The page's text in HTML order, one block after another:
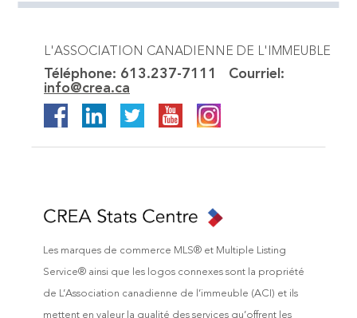
L'ASSOCIATION CANADIENNE DE L'IMMEUBLE
Téléphone: 613.237-7111
Courriel:
info@crea.ca
Les marques de commerce MLS® et Multiple Listing
Service® ainsi que les logos connexes sont la propriété
de L’Association canadienne de l’immeuble (ACI) et ils
mettent en valeur la qualité des services qu’offrent les